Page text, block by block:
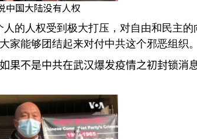
中国大陆没有人权
的人权受到极大打压，对自由和民主
家能够团结起来对付中共这个邪恶组织
果不是中共在武汉爆发疫情之初封锁消